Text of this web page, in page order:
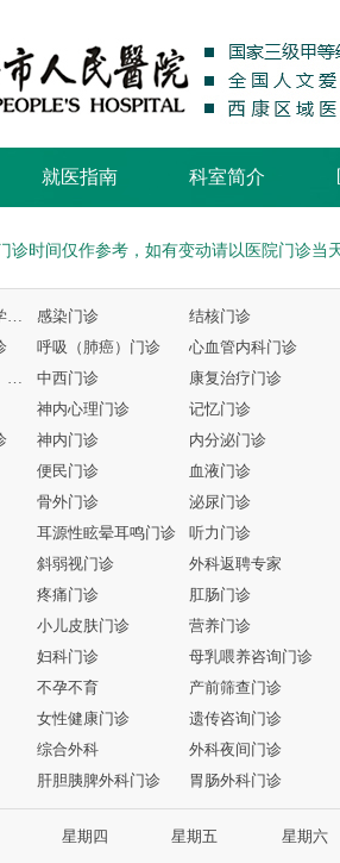
就医指南 科室简介
诊时间仅作参考，如有变动请以医院门诊当
感染门诊 结核门诊
呼吸（肺癌）门诊 心血管内科门诊
中西门诊 康复治疗门诊
神内心理门诊 记忆门诊
神内门诊 内分泌门诊
便民门诊 血液门诊
骨外门诊 泌尿门诊
耳源性眩晕耳鸣门诊 听力门诊
斜弱视门诊 外科返聘专家
疼痛门诊 肛肠门诊
小儿皮肤门诊 营养门诊
妇科门诊 母乳喂养咨询门诊
不孕不育 产前筛查门诊
女性健康门诊 遗传咨询门诊
综合外科 外科夜间门诊
肝胆胰脾外科门诊 胃肠外科门诊
星期四 星期五 星期六